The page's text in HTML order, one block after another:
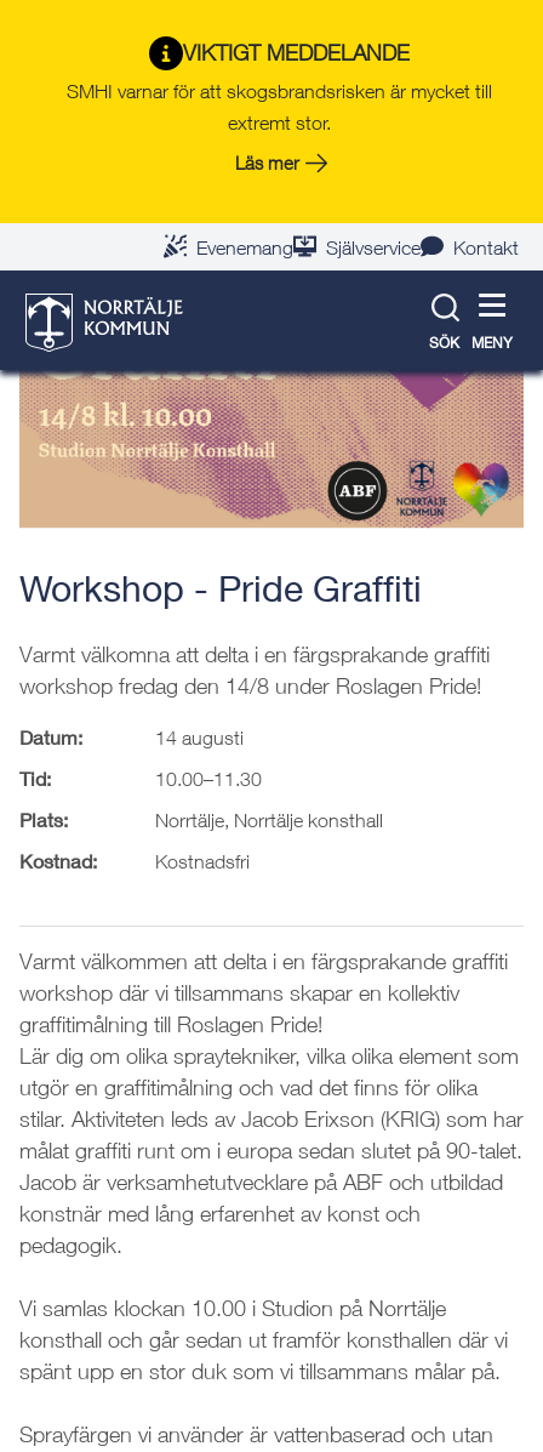
VIKTIGT MEDDELANDE
SMHI varnar för att skogsbrandsrisken är mycket till
extremt stor.
Läs mer
Evenemang Självservice Kontakt
SÖK MENY
Tillbaka till evenemangslista
Workshop - Pride Graffiti
Varmt välkomna att delta i en färgsprakande graffiti
workshop fredag den 14/8 under Roslagen Pride!
Datum: 14 augusti
Tid: 10.00–11.30
Plats: Norrtälje, Norrtälje konsthall
Kostnad: Kostnadsfri
Varmt välkommen att delta i en färgsprakande graffiti
workshop där vi tillsammans skapar en kollektiv
graffitimålning till Roslagen Pride!
Lär dig om olika spraytekniker, vilka olika element som
utgör en graffitimålning och vad det finns för olika
stilar. Aktiviteten leds av Jacob Erixson (KRIG) som har
målat graffiti runt om i europa sedan slutet på 90-talet.
Jacob är verksamhetutvecklare på ABF och utbildad
konstnär med lång erfarenhet av konst och
pedagogik.
Vi samlas klockan 10.00 i Studion på Norrtälje
konsthall och går sedan ut framför konsthallen där vi
spänt upp en stor duk som vi tillsammans målar på.
Sprayfärgen vi använder är vattenbaserad och utan